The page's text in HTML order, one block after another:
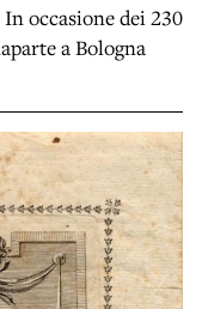
occasione dei 230
a Bologna